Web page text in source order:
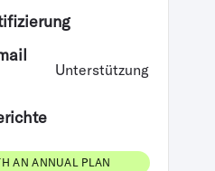
Unterstützung
AN ANNUAL PLAN